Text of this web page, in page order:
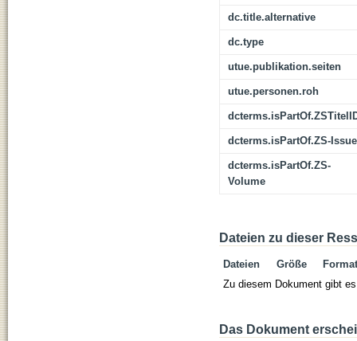
dc.title.alternative
dc.type
utue.publikation.seiten
utue.personen.roh
dcterms.isPartOf.ZS-Issue
dcterms.isPartOf.ZS-
Volume
Dateien zu dieser
Dateien Größe
Format
Zu diesem Dokument gibt
Das Dokument